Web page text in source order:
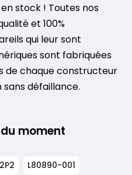
stock ! Toutes nos
et 100%
qui leur sont
sont fabriquées
de chaque constructeur
défaillance.
moment
L80890-001